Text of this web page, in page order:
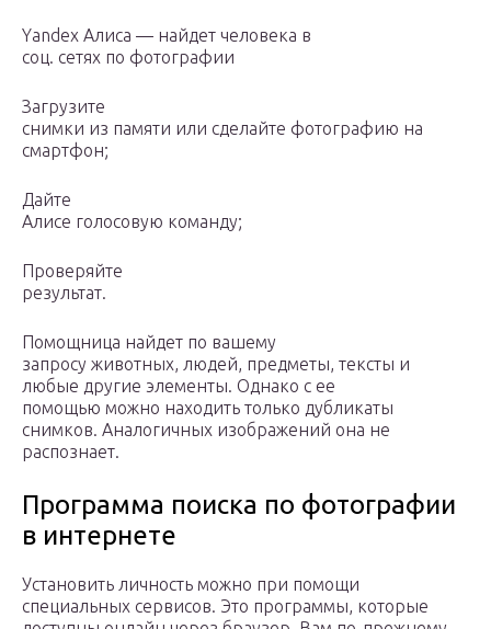
Yandex Алиса — найдет человека в
соц. сетях по фотографии
Загрузите
снимки из памяти или сделайте фотографию на
смартфон;
Дайте
Алисе голосовую команду;
Проверяйте
результат.
Помощница найдет по вашему
запросу животных, людей, предметы, тексты и
любые другие элементы. Однако с ее
помощью можно находить только дубликаты
снимков. Аналогичных изображений она не
распознает.
Программа поиска по фотографии
в интернете
Установить личность можно при помощи
специальных сервисов. Это программы, которые